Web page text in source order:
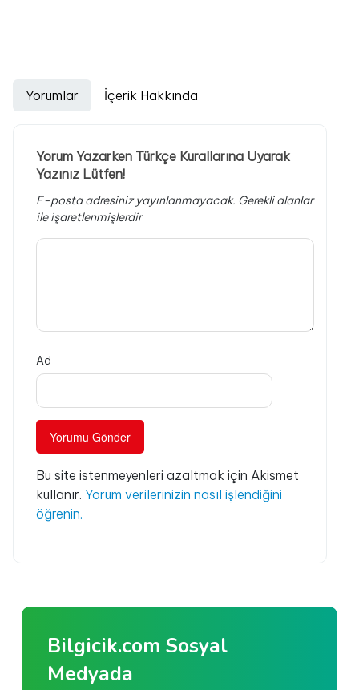
Yorumlar İçerik Hakkında
Yorum Yazarken Türkçe Kurallarına Uyarak
Yazınız Lütfen!
E-posta adresiniz yayınlanmayacak. Gerekli alanlar
ile işaretlenmişlerdir
Ad
Bu site istenmeyenleri azaltmak için Akismet
kullanır. Yorum verilerinizin nasıl işlendiğini
öğrenin.
Bilgicik.com Sosyal
Medyada